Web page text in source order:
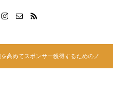
高めてスポンサー獲得するためのノ